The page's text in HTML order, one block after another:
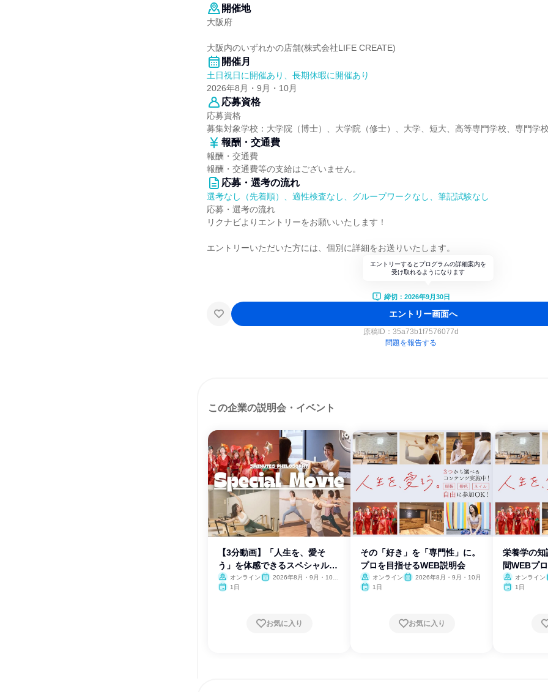
開催地
大阪府
大阪内のいずれかの店舗(株式会社LIFE CREATE)
開催月
土日祝日に開催あり、長期休暇に開催あり
2026年8月・9月・10月
応募資格
応募資格
募集対象学校：大学院（博士）、大学院（修士）、大学、短大、高等専門学校、専門学校
報酬・交通費
報酬・交通費
報酬・交通費等の支給はございません。
応募・選考の流れ
選考なし（先着順）、適性検査なし、グループワークなし、筆記試験なし
応募・選考の流れ
リクナビよりエントリーをお願いいたします！
エントリーいただいた方には、個別に詳細をお送りいたします。
エントリーするとプログラムの詳細案内を
受け取れるようになります
締切：2026年9月30日
エントリー画面へ
原稿ID： 35a73b1f7576077d
問題を報告する
この企業の説明会・イベント
【3分動画】「人生を、愛そ
う」を体感できるスペシャル映
像
オンライン
2026年8月・9月・10
1日
お気に入り
その「好き」を「専門性」に。
プロを目指せるWEB説明会
オンライン
2026年8月・9月・10月
1日
お気に入り
栄養学の
間WEBプ
オンライン
1日